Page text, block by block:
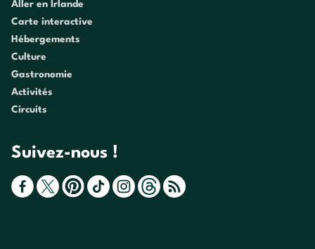
Aller en Irlande
Carte interactive
Hébergements
Culture
Gastronomie
Activités
Circuits
Suivez-nous !